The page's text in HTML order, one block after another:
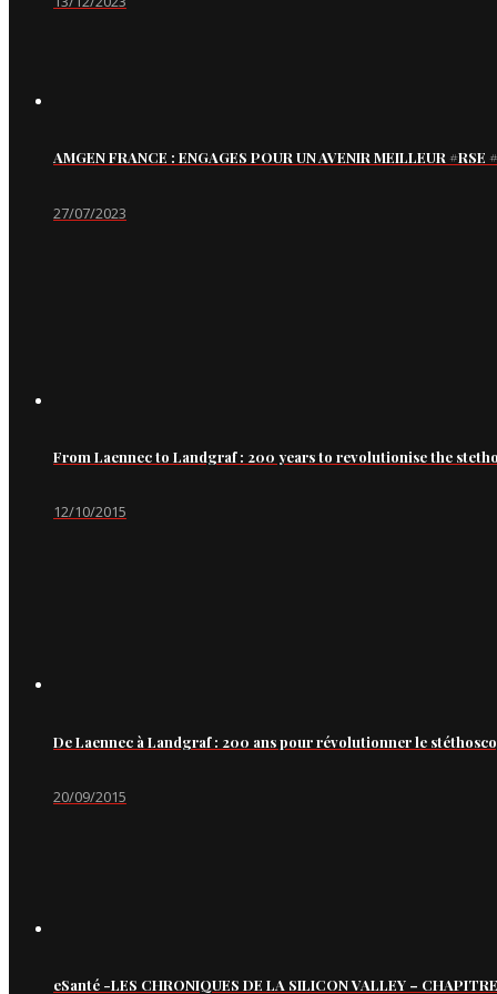
AMGEN FRANCE : ENGAGES POUR UN AVENIR MEILLEUR
27/07/2023
From Laennec to Landgraf : 200 years to revolutionise the
12/10/2015
De Laennec à Landgraf : 200 ans pour révolutionner le
20/09/2015
eSanté -LES CHRONIQUES DE LA SILICON VALLEY –